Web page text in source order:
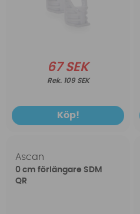
67 SEK
109 SEK
Köp!
Ascan
0 cm förlängare SDM
QR